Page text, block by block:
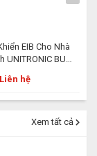
EIB Cho Nhà
BUS
2170240
Liên hệ
Xem tất cả